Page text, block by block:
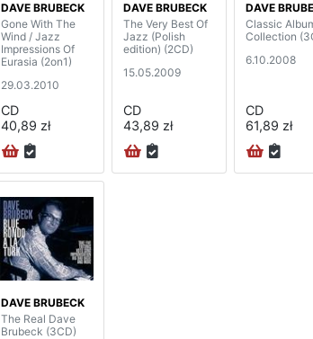
DAVE BRUBECK
Gone With The
Wind / Jazz
Impressions Of
Eurasia (2on1)
29.03.2010
CD
40,89 zł
DAVE BRUBECK
The Very Best Of
Jazz (Polish
edition) (2CD)
15.05.2009
CD
43,89 zł
DAVE
Classic
Collection
6.10.2008
CD
61,89 zł
DAVE BRUBECK
The Real Dave
Brubeck (3CD)